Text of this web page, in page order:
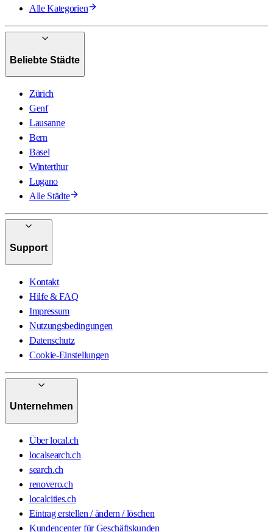
Alle Kategorien
Beliebte Städte
Zürich
Genf
Lausanne
Bern
Basel
Winterthur
Lugano
Alle Städte
Support
Kontakt
Hilfe & FAQ
Impressum
Nutzungsbedingungen
Datenschutz
Cookie-Einstellungen
Unternehmen
Über local.ch
localsearch.ch
search.ch
renovero.ch
localcities.ch
Eintrag erstellen / ändern / löschen
Kundencenter für Geschäftskunden